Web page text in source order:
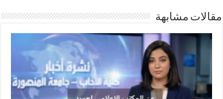
مقالات مشابهة